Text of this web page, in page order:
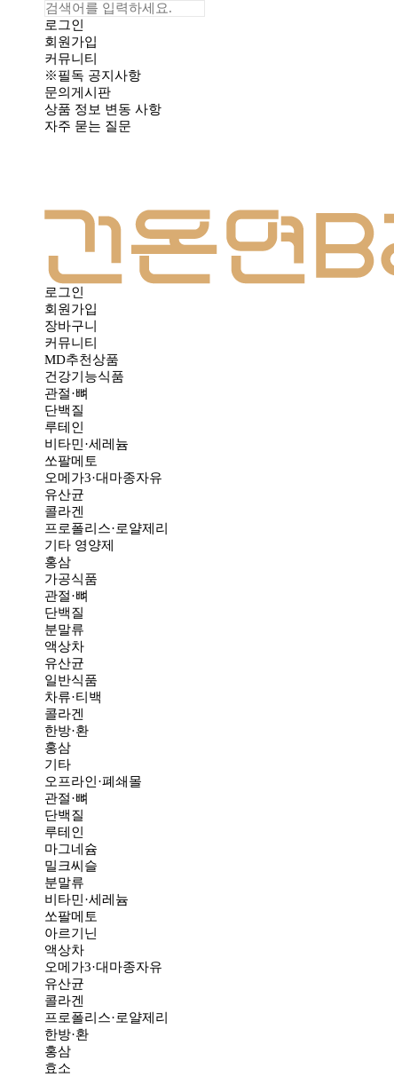
로그인
회원가입
커뮤니티
※필독 공지사항
문의게시판
상품 정보 변동 사항
자주 묻는 질문
로그인
회원가입
장바구니
커뮤니티
MD추천상품
건강기능식품
관절·뼈
단백질
루테인
비타민·세레늄
쏘팔메토
오메가3·대마종자유
유산균
콜라겐
프로폴리스·로얄제리
기타 영양제
홍삼
가공식품
관절·뼈
단백질
분말류
액상차
유산균
일반식품
차류·티백
콜라겐
한방·환
홍삼
기타
오프라인·폐쇄몰
관절·뼈
단백질
루테인
마그네슘
밀크씨슬
분말류
비타민·세레늄
쏘팔메토
아르기닌
액상차
오메가3·대마종자유
유산균
콜라겐
프로폴리스·로얄제리
한방·환
홍삼
효소